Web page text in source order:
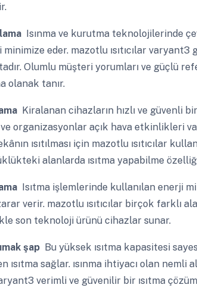
Isınma ve kurutma teknolojilerinde
eder. mazotlu ısıtıcılar varyant3
Olumlu müşteri yorumları ve güçlü
olanak tanır.
Kiralanan cihazların hızlı ve güvenli
ve organizasyonlar açık hava etkinlikleri
ısıtılması için mazotlu ısıtıcılar
alanlarda ısıtma yapabilme
Isıtma işlemlerinde kullanılan enerji
verir. mazotlu ısıtıcılar birçok farklı
son teknoloji ürünü cihazlar sunar.
şapBu yüksek ısıtma kapasitesi
ısıtma sağlar. ısınma ihtiyacı olan nemli
verimli ve güvenilir bir ısıtma